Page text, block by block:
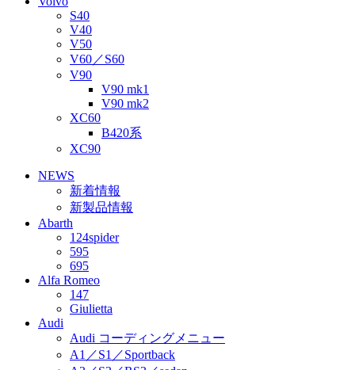
S40
V40
V50
V60／S60
V90
V90 mk1
V90 mk2
XC60
B420系
XC90
NEWS
新着情報
新製品情報
Abarth
124spider
595
695
Alfa Romeo
147
Giulietta
Audi
Audi コーディングメニュー
A1／S1／Sportback